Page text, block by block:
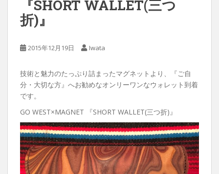
『SHORT WALLET(三つ
折)』
2015年12月19日 Iwata
技術と魅力のたっぷり詰まったマグネットより、『ご自
分・大切な方』へお勧めなオンリーワンなウォレット到着
です。
GO WEST×MAGNET 『SHORT WALLET(三つ折)』